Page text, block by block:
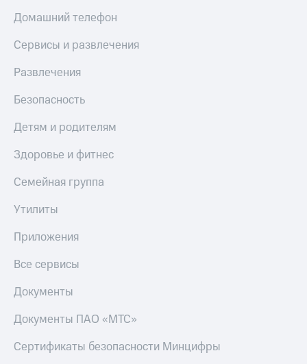
Домашний телефон
Сервисы и развлечения
Развлечения
Безопасность
Детям и родителям
Здоровье и фитнес
Семейная группа
Утилиты
Приложения
Все сервисы
Документы
Документы ПАО «МТС»
Сертификаты безопасности Минцифры